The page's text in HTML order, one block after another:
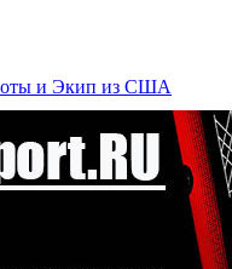
и Экип из США